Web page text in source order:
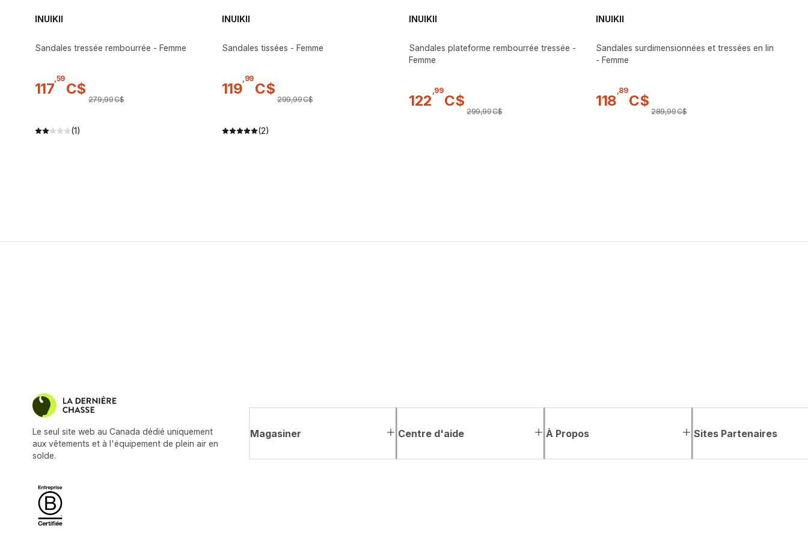
INUIKII
Sandales tressée rembourrée - Femme
117
59
C$
279,99C$
(1)
INUIKII
Sandales tissées - Femme
119
99
C$
299,99C$
(2)
INUIKII
Sandales plateforme rembourrée tressée -
Femme
122
99
C$
299,99C$
INUIKII
Sandales surdimensionnées et tressées en lin
- Femme
118
89
C$
289,99C$
Le seul site web au Canada dédié uniquement
aux vêtements et à l'équipement de plein air en
solde.
Magasiner Centre d'aide À Propos Sites Partenaires